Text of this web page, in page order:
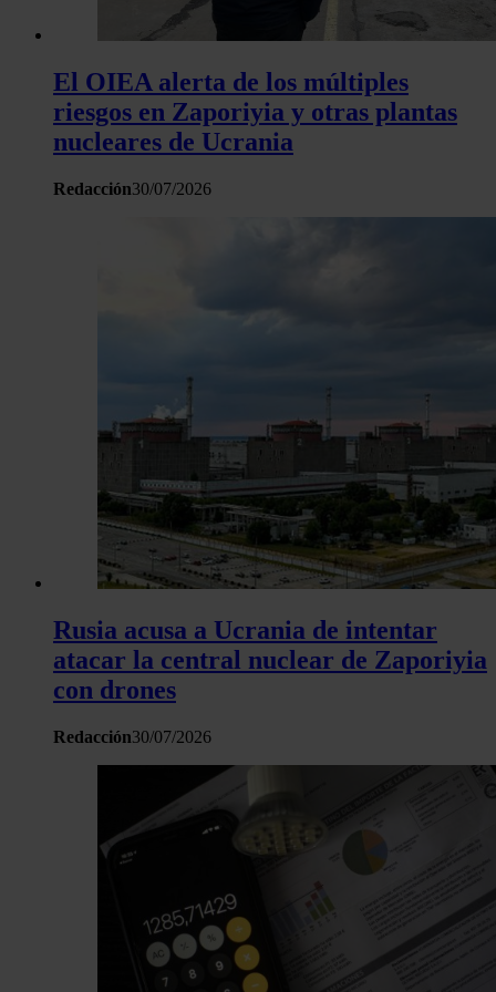
El OIEA alerta de los múltiples
riesgos en Zaporiyia y otras plantas
nucleares de Ucrania
Redacción30/07/2026
Rusia acusa a Ucrania de intentar
atacar la central nuclear de Zaporiyia
con drones
Redacción30/07/2026